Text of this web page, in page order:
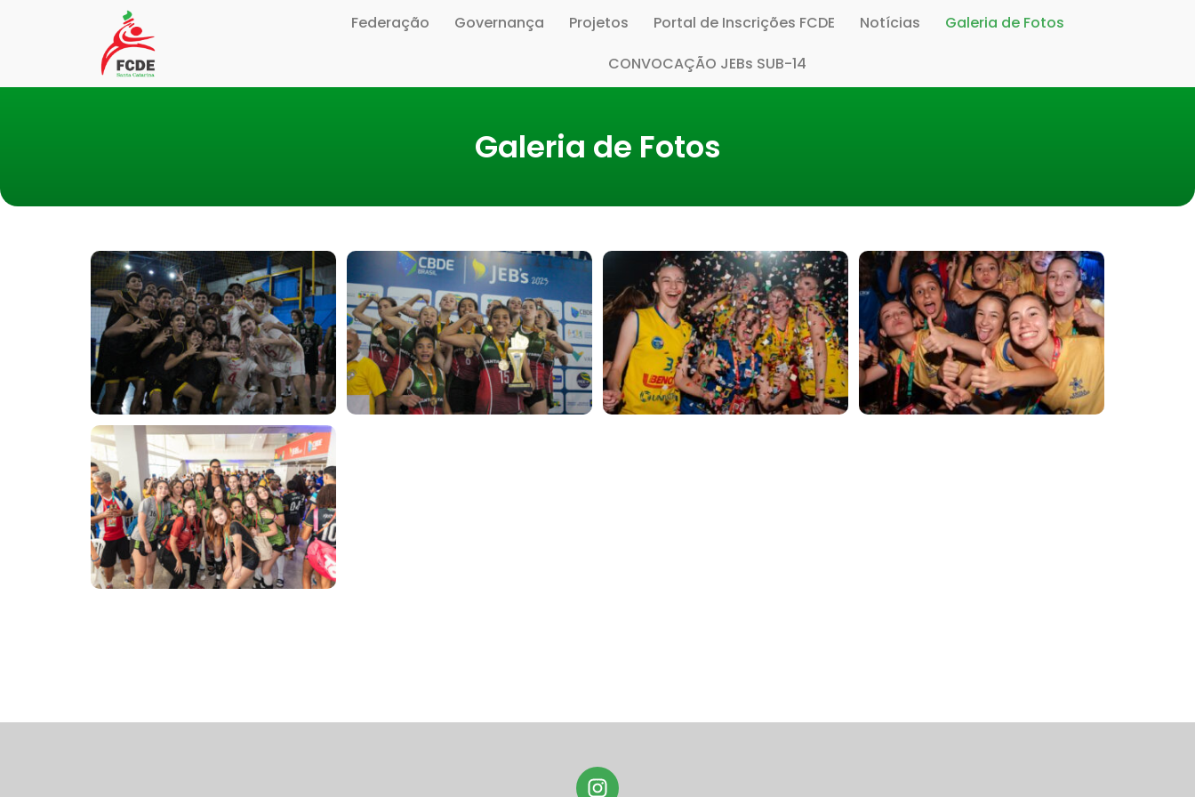
Federação Governança Projetos Portal de Inscrições FCDE Notícias
Galeria de Fotos
CONVOCAÇÃO JEBs SUB-14
Galeria de Fotos